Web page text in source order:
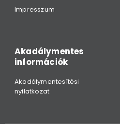
Impresszum
Akadálymentes
információk
Akadálymentesítési
nyilatkozat